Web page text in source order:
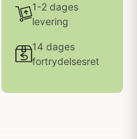
1-2 dages
levering
14 dages
fortrydelsesret